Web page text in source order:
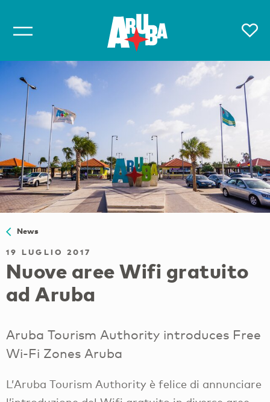
News
19 LUGLIO 2017
Nuove aree Wifi gratuito
ad Aruba
Aruba Tourism Authority introduces Free
Wi-Fi Zones Aruba
L’Aruba Tourism Authority è felice di annunciare